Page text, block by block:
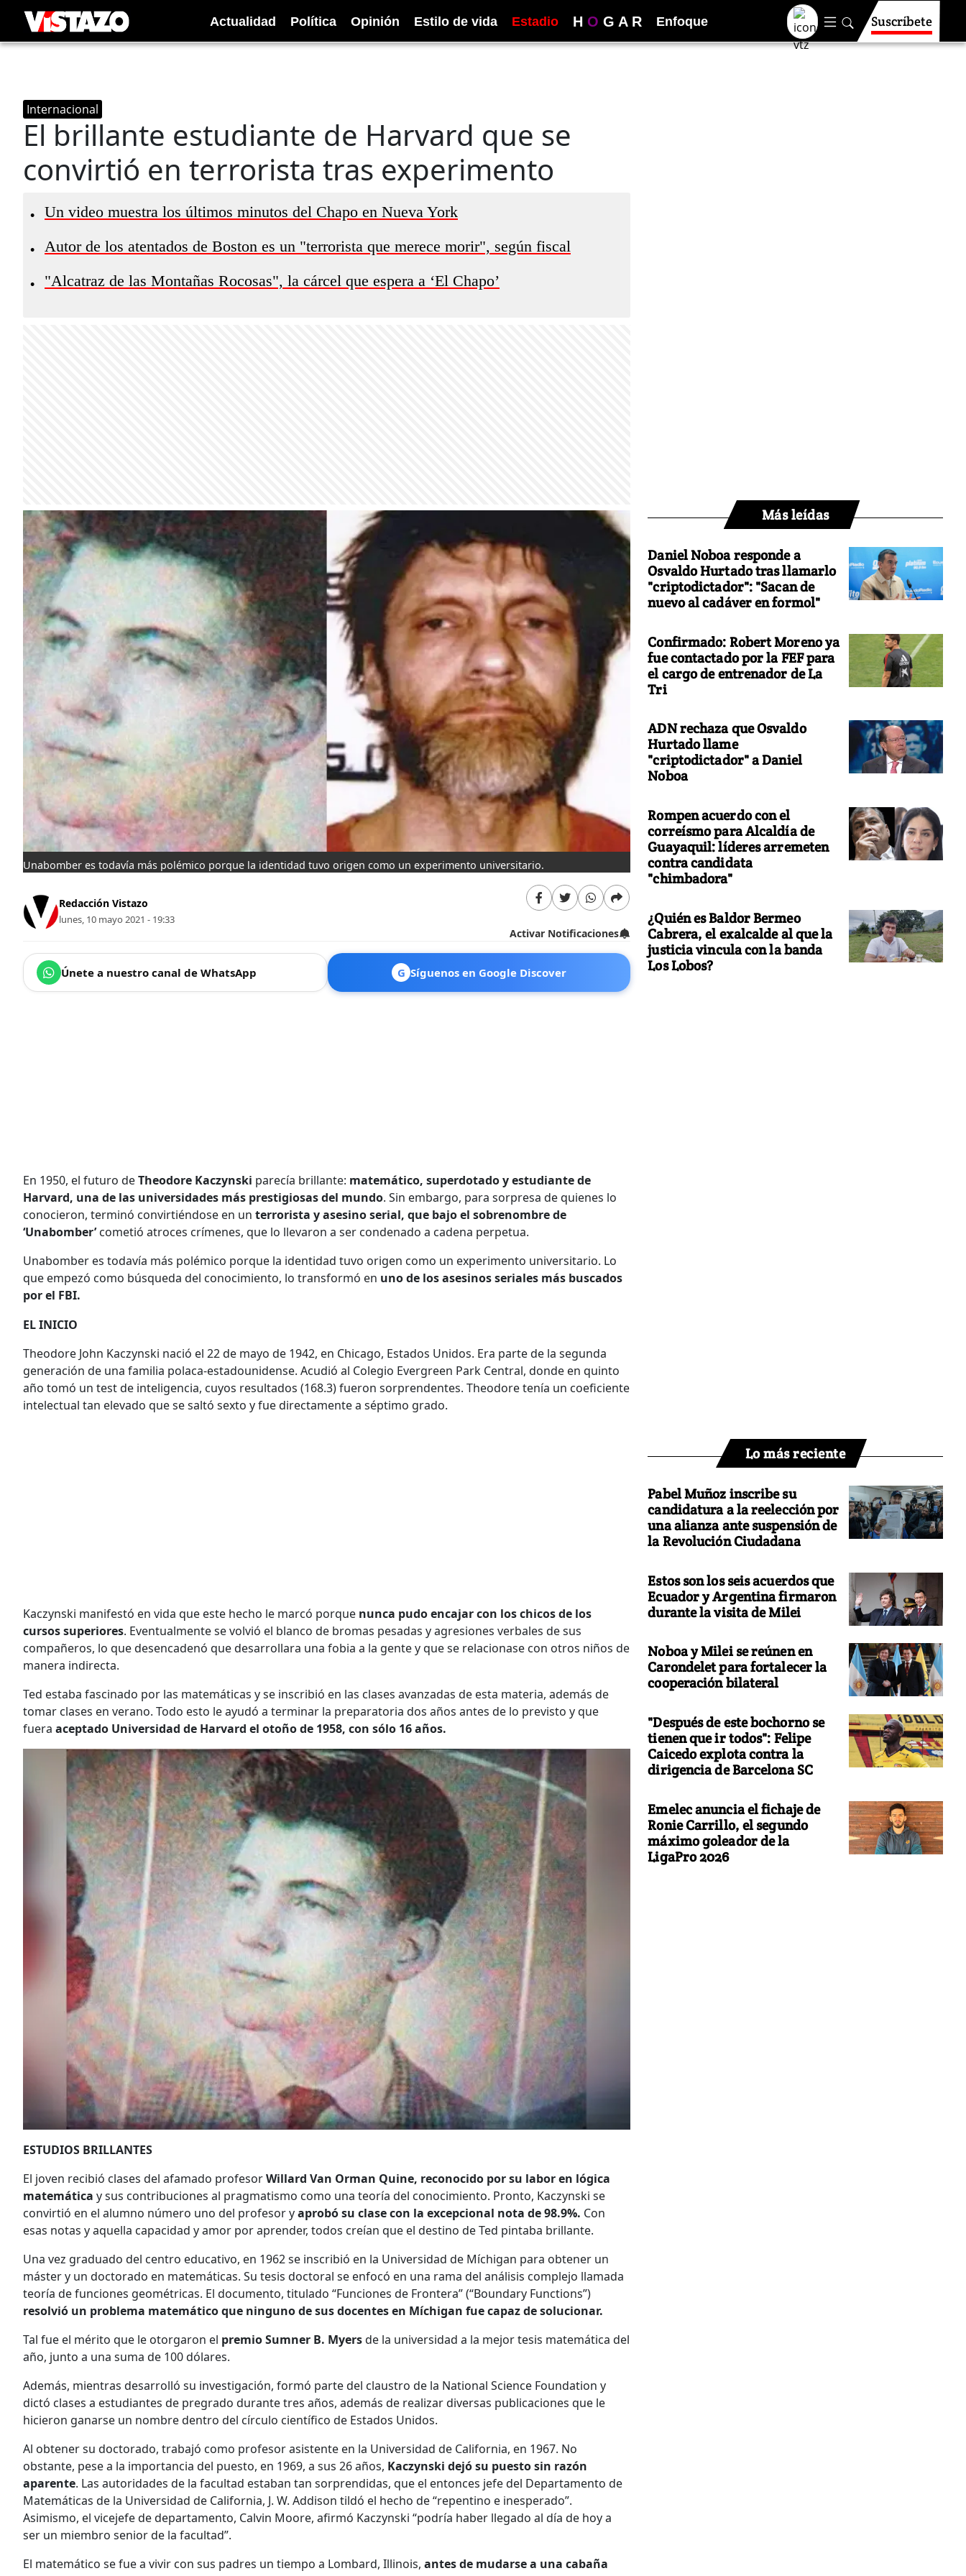
Actualidad Política Opinión Estilo de vida Estadio H O G A R Enfoque Suscríbete
Internacional
El brillante estudiante de Harvard que se
convirtió en terrorista tras experimento
• Un video muestra los últimos minutos del Chapo en Nueva York
• Autor de los atentados de Boston es un "terrorista que merece morir", según fiscal
• "Alcatraz de las Montañas Rocosas", la cárcel que espera a ‘El Chapo’
Unabomber es todavía más polémico porque la identidad tuvo origen como un experimento universitario.
Redacción Vistazo
lunes, 10 mayo 2021 - 19:33
Activar Notificaciones
Únete a nuestro canal de WhatsApp G Síguenos en Google Discover
En 1950, el futuro deTheodore Kaczynski parecía brillante: matemático, superdotado y estudiante de
Harvard, una de las universidades más prestigiosas del mundo. Sin embargo, para sorpresa de quienes lo
conocieron, terminó convirtiéndose en un terrorista y asesino serial, que bajo el sobrenombre de
‘Unabomber’cometió atroces crímenes, que lo llevaron a ser condenado a cadena perpetua.
Unabomber es todavía más polémico porque la identidad tuvo origen como un experimento universitario. Lo
que empezó como búsqueda del conocimiento, lo transformó en uno de los asesinos seriales más buscados
por el FBI.
EL INICIO
Theodore John Kaczynski nació el 22 de mayo de 1942, en Chicago, Estados Unidos. Era parte de la segunda
generación de una familia polaca-estadounidense. Acudió al Colegio Evergreen Park Central, donde en quinto
año tomó un test de inteligencia, cuyos resultados (168.3) fueron sorprendentes. Theodore tenía un coeficiente
intelectual tan elevado que se saltó sexto y fue directamente a séptimo grado.
Kaczynski manifestó en vida que este hecho le marcó porque nunca pudo encajar con los chicos de los
cursos superiores. Eventualmente se volvió el blanco de bromas pesadas y agresiones verbales de sus
compañeros, lo que desencadenó que desarrollara una fobia a la gente y que se relacionase con otros niños de
manera indirecta.
Ted estaba fascinado por las matemáticas y se inscribió en las clases avanzadas de esta materia, además de
tomar clases en verano. Todo esto le ayudó a terminar la preparatoria dos años antes de lo previsto y que
fuera aceptado Universidad de Harvard el otoño de 1958, con sólo 16 años.
ESTUDIOS BRILLANTES
El joven recibió clases del afamado profesorWillard Van Orman Quine, reconocido por su labor en lógica
matemática y sus contribuciones al pragmatismo como una teoría del conocimiento. Pronto, Kaczynski se
convirtió en el alumno número uno del profesor yaprobó su clase con la excepcional nota de 98.9%. Con
esas notas y aquella capacidad y amor por aprender, todos creían que el destino de Ted pintaba brillante.
Una vez graduado del centro educativo, en 1962 se inscribió en la Universidad de Míchigan para obtener un
máster y un doctorado en matemáticas. Su tesis doctoral se enfocó en una rama del análisis complejo llamada
teoría de funciones geométricas. El documento, titulado “Funciones de Frontera” (“Boundary Functions”)
resolvió un problema matemático que ninguno de sus docentes en Míchigan fue capaz de solucionar.
Tal fue el mérito que le otorgaron el premio Sumner B. Myersde la universidad a la mejor tesis matemática del
año, junto a una suma de 100 dólares.
Además, mientras desarrolló su investigación, formó parte del claustro de la National Science Foundation y
dictó clases a estudiantes de pregrado durante tres años, además de realizar diversas publicaciones que le
hicieron ganarse un nombre dentro del círculo científico de Estados Unidos.
Al obtener su doctorado, trabajó como profesor asistente en la Universidad de California, en 1967. No
obstante, pese a la importancia del puesto, en 1969, a sus 26 años, Kaczynski dejó su puesto sin razón
aparente. Las autoridades de la facultad estaban tan sorprendidas, que el entonces jefe del Departamento de
Matemáticas de la Universidad de California, J. W. Addison tildó el hecho de “repentino e inesperado”.
Asimismo, el vicejefe de departamento, Calvin Moore, afirmó Kaczynski “podría haber llegado al día de hoy a
ser un miembro senior de la facultad”.
El matemático se fue a vivir con sus padres un tiempo a Lombard, Illinois, antes de mudarse a una cabaña
Más leídas
Daniel Noboa responde a
Osvaldo Hurtado tras llamarlo
"criptodictador": "Sacan de
nuevo al cadáver en formol"
Confirmado: Robert Moreno ya
fue contactado por la FEF para
el cargo de entrenador de La
Tri
ADN rechaza que Osvaldo
Hurtado llame
"criptodictador" a Daniel
Noboa
Rompen acuerdo con el
correísmo para Alcaldía de
Guayaquil: líderes arremeten
contra candidata
"chimbadora"
¿Quién es Baldor Bermeo
Cabrera, el exalcalde al que la
justicia vincula con la banda
Los Lobos?
Lo más reciente
Pabel Muñoz inscribe su
candidatura a la reelección por
una alianza ante suspensión de
la Revolución Ciudadana
Estos son los seis acuerdos que
Ecuador y Argentina firmaron
durante la visita de Milei
Noboa y Milei se reúnen en
Carondelet para fortalecer la
cooperación bilateral
"Después de este bochorno se
tienen que ir todos": Felipe
Caicedo explota contra la
dirigencia de Barcelona SC
Emelec anuncia el fichaje de
Ronie Carrillo, el segundo
máximo goleador de la
LigaPro 2026